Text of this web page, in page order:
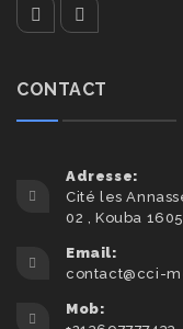
CONTACT
Adresse:
Cité les
02 , Kouba
Email:
contact@cci-
Mob: